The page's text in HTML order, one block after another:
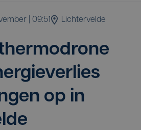
| 09:51 Lichtervelde
op in